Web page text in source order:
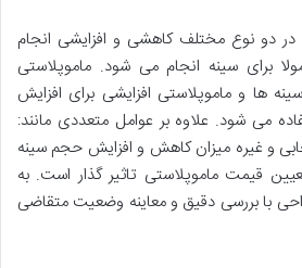
در دو نوع مختلف کاهشی و افزایشی انجام
برای سینه انجام می شود. ماموپلاستی
ها و ماموپلاستی افزایشی برای افزایش
می شود. علاوه بر عوامل متعددی مانند:
و غیره میزان کاهش و افزایش حجم سینه
قیمت ماموپلاستی تاثیر گذار است. به
با بررسی دقیق و معاینه وضعیت متقاضی